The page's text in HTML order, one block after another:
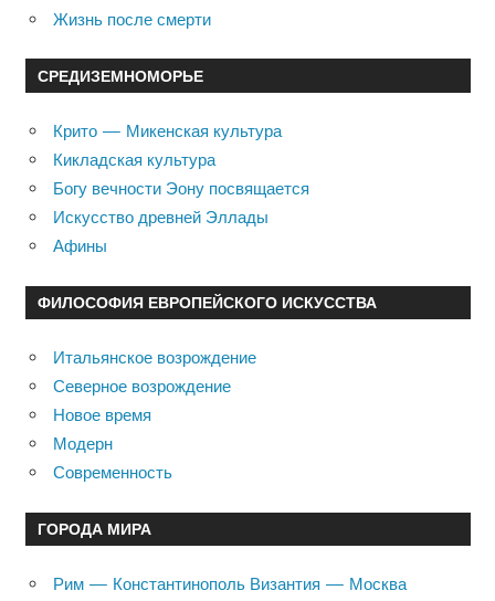
Жизнь после смерти
СРЕДИЗЕМНОМОРЬЕ
Крито — Микенская культура
Кикладская культура
Богу вечности Эону посвящается
Искусство древней Эллады
Афины
ФИЛОСОФИЯ ЕВРОПЕЙСКОГО ИСКУССТВА
Итальянское возрождение
Северное возрождение
Новое время
Модерн
Современность
ГОРОДА МИРА
Рим — Константинополь Византия — Москва